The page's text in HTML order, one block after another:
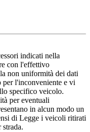
indicati nella
con l'effettivo
non uniformità dei dati
l'inconveniente e vi
specifico veicolo.
per eventuali
in alcun modo un
di Legge i veicoli ritirati